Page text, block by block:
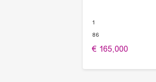
1
86
165,000 €